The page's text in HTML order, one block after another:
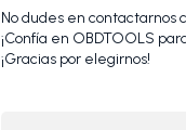
No dudes en contactarnos
¡Confía en OBDTOOLS
¡Gracias por elegirnos!